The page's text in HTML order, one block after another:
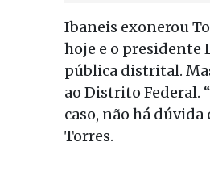
Ibaneis exonerou
hoje e o presidente
pública distrital.
ao Distrito Federal.
caso, não há
Torres.